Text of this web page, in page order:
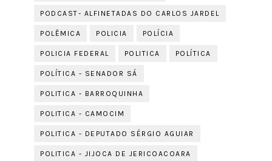
PODCAST- ALFINETADAS DO CARLOS JARDEL
POLÊMICA POLICIA POLÍCIA
POLICIA FEDERAL POLITICA POLÍTICA
POLÍTICA - SENADOR SÁ
POLITICA - BARROQUINHA
POLITICA - CAMOCIM
POLITICA - DEPUTADO SÉRGIO AGUIAR
POLITICA - JIJOCA DE JERICOACOARA